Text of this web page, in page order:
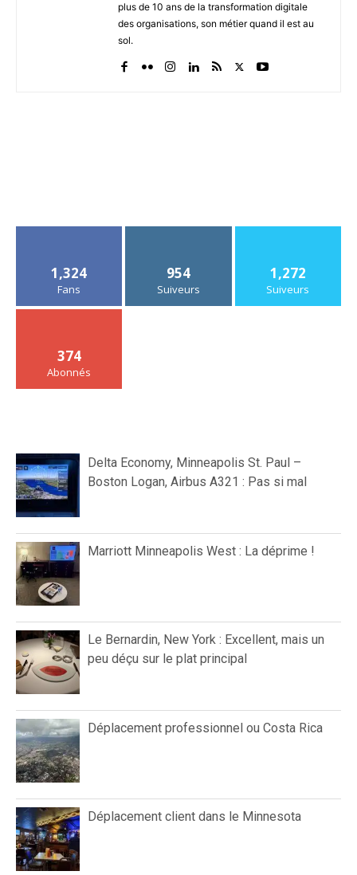
plus de 10 ans de la transformation digitale
des organisations, son métier quand il est au
sol.
1,324
Fans
954
Suiveurs
1,272
Suiveurs
374
Abonnés
Delta Economy, Minneapolis St. Paul –
Boston Logan, Airbus A321 : Pas si mal
Marriott Minneapolis West : La déprime !
Le Bernardin, New York : Excellent, mais un
peu déçu sur le plat principal
Déplacement professionnel ou Costa Rica
Déplacement client dans le Minnesota